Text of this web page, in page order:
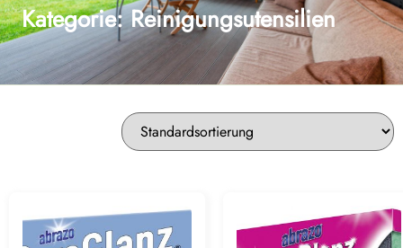
Kategorie: Reinigungsutensilien